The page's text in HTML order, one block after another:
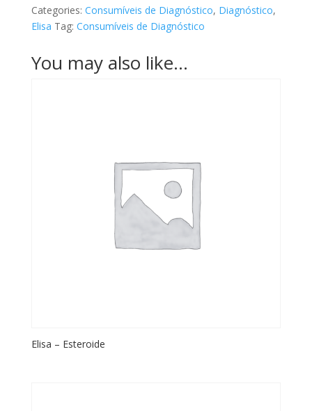
Categories: Consumíveis de Diagnóstico, Diagnóstico,
Elisa Tag: Consumíveis de Diagnóstico
You may also like…
Elisa – Esteroide